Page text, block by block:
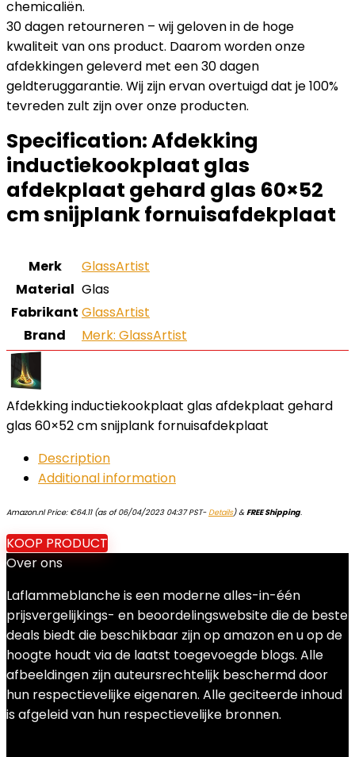
chemicaliën.
30 dagen retourneren – wij geloven in de hoge
kwaliteit van ons product. Daarom worden onze
afdekkingen geleverd met een 30 dagen
geldteruggarantie. Wij zijn ervan overtuigd dat je 100%
tevreden zult zijn over onze producten.
Specification:Afdekking
inductiekookplaat glas
afdekplaat gehard glas 60×52
cm snijplank fornuisafdekplaat
Merk
‎GlassArtist
Material ‎Glas
Fabrikant ‎GlassArtist
Brand
Merk: GlassArtist
Afdekking inductiekookplaat glas afdekplaat gehard
glas 60×52 cm snijplank fornuisafdekplaat
Description
Additional information
Amazon.nl Price: €64.11(as of 06/04/2023 04:37 PST-Details)&FREE Shipping.
KOOP PRODUCT
Over ons
Laflammeblanche is een moderne alles-in-één
prijsvergelijkings- en beoordelingswebsite die de beste
deals biedt die beschikbaar zijn op amazon en u op de
hoogte houdt via de laatst toegevoegde blogs. Alle
afbeeldingen zijn auteursrechtelijk beschermd door
hun respectievelijke eigenaren. Alle geciteerde inhoud
is afgeleid van hun respectievelijke bronnen.